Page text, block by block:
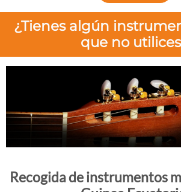
¿Tienes algún
que no
Recogida de instrumentos